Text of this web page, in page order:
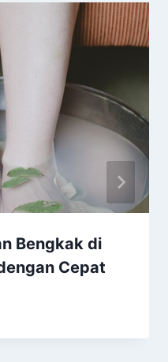
Bengkak di
Cepat